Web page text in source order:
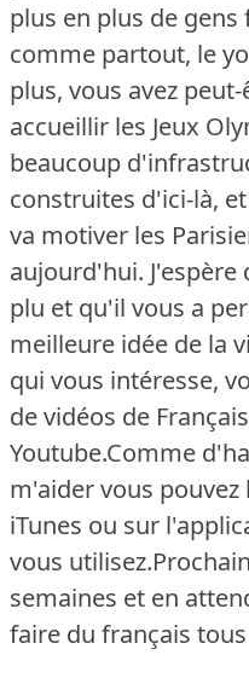
plus en plus de
comme partout, le
plus, vous avez
accueillir les Jeux
beaucoup
construites d'ici-là,
va motiver les
aujourd'hui. J'espère
plu et qu'il vous a
meilleure idée de la
qui vous intéresse,
de vidéos de
Youtube.Comme
m'aider vous
iTunes ou sur
vous
semaines et en
faire du français